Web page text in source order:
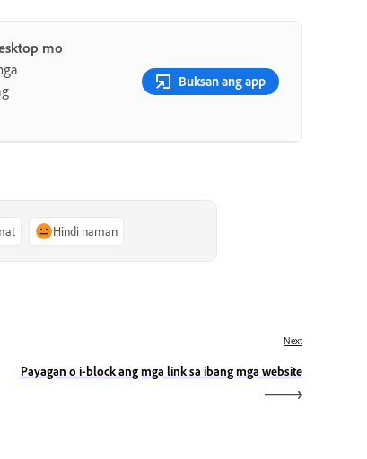
mo
Buksan ang app
Hindi naman
Next
Payagan o i-block ang mga link sa ibang mga website